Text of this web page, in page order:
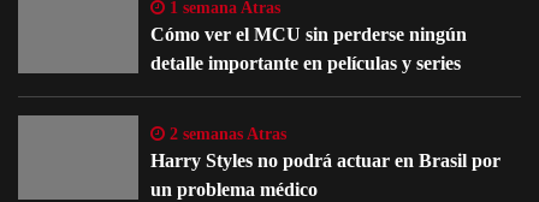
1 semana Atras
Cómo ver el MCU sin perderse ningún
detalle importante en películas y series
2 semanas Atras
Harry Styles no podrá actuar en Brasil por
un problema médico